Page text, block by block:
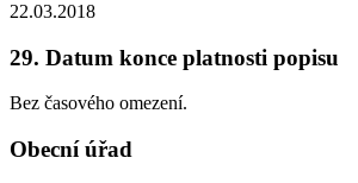
22.03.2018
29. Datum konce platnosti popisu
Bez časového omezení.
Obecní úřad